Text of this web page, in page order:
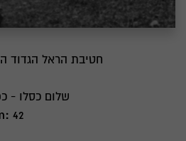
חטיבת הראל הגדוד
שלום כסלו -
42